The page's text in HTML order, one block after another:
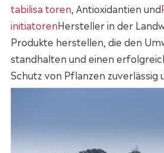
tabilisa toren, Antioxidantien und
initiatorenHersteller in der
Produkte herstellen, die den
standhalten und einen
Schutz von Pflanzen zuverlässig